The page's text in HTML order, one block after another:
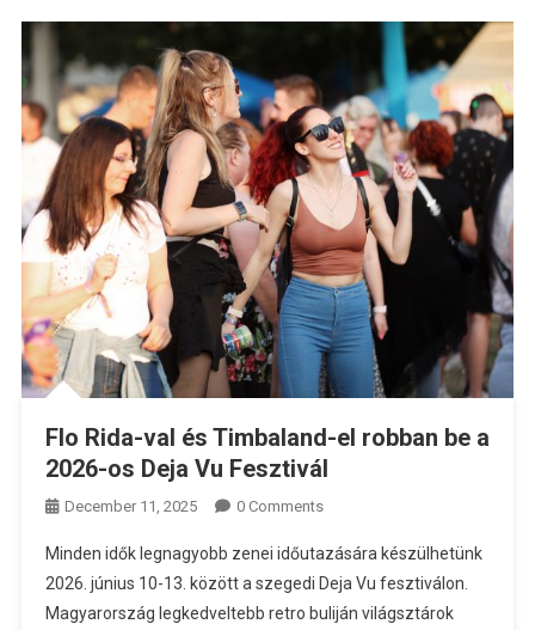
Flo Rida-val és Timbaland-el robban be a
2026-os Deja Vu Fesztivál
December 11, 2025 0 Comments
Minden idők legnagyobb zenei időutazására készülhetünk
2026. június 10-13. között a szegedi Deja Vu fesztiválon.
Magyarország legkedveltebb retro buliján világsztárok